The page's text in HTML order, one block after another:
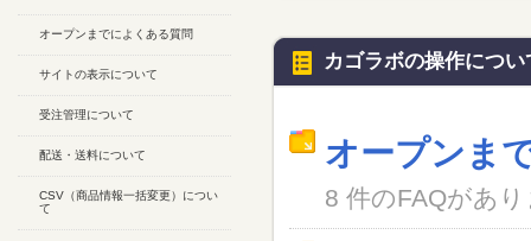
カゴラボの操作につい
オープンま
8 件のFAQがあ
オープンまでによくある質問
サイトの表示について
受注管理について
配送・送料について
CSV（商品情報一括変更）につい
て